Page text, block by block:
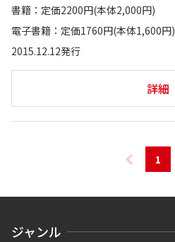
書籍：定価2200円(本体2,000円)
電子書籍：定価1760円(本体1,600円)
2015.12.12発行
詳細
1
ジャンル